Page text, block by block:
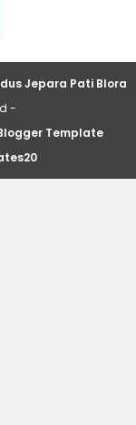
Jepara Pati Blora
-
Template